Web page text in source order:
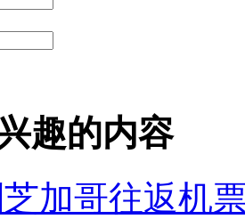
趣的内容
加哥往返机